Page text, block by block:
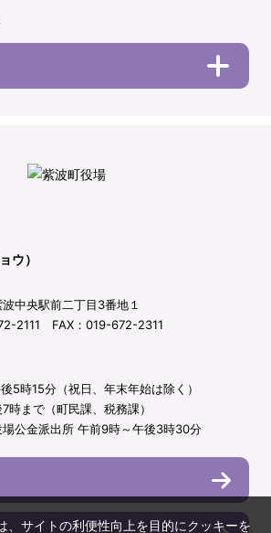
ウ）
中央駅前二丁目3番地１
2111 FAX：019-672-2311
5時15分（祝日、年末年始は除く）
時まで（町民課、税務課）
公金派出所 午前9時～午後3時30分
、サイトの利便性向上を目的にクッキーを